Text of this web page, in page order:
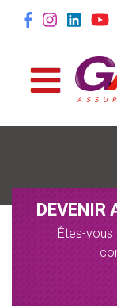
Social
DEVENIR
Êtes-